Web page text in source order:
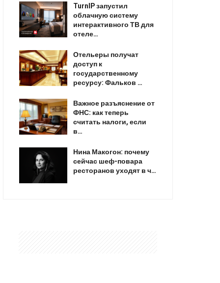
TurnIP запустил
облачную систему
интерактивного ТВ для
отеле…
Отельеры получат
доступ к
государственному
ресурсу: Фальков …
Важное разъяснение от
ФНС: как теперь
считать налоги, если
в…
Нина Макогон: почему
сейчас шеф-повара
ресторанов уходят в ч…